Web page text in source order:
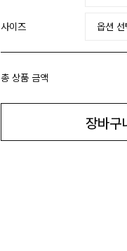
사이즈
총 상품 금액
장바구